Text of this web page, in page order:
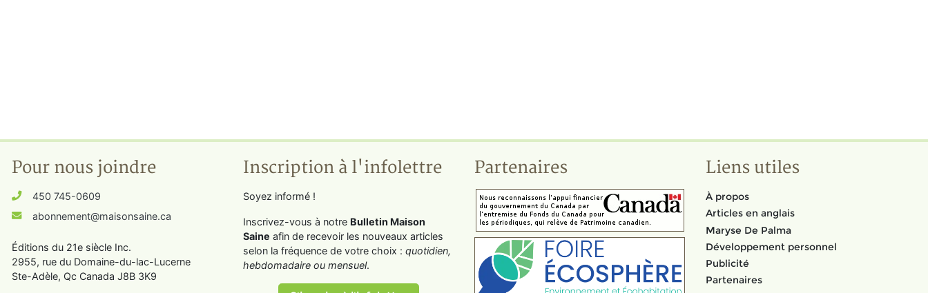
Pour nous joindre
450 745-0609
abonnement@maisonsaine.ca
Éditions du 21e siècle Inc.
2955, rue du Domaine-du-lac-Lucerne
Ste-Adèle, Qc Canada J8B 3K9
Inscription à l'infolettre
Soyez informé !
Inscrivez-vous à notre Bulletin Maison
Saine afin de recevoir les nouveaux articles
selon la fréquence de votre choix : quotidien,
hebdomadaire ou mensuel.
Partenaires Liens utiles
À propos
Articles en anglais
Maryse De Palma
Développement personnel
Publicité
Partenaires